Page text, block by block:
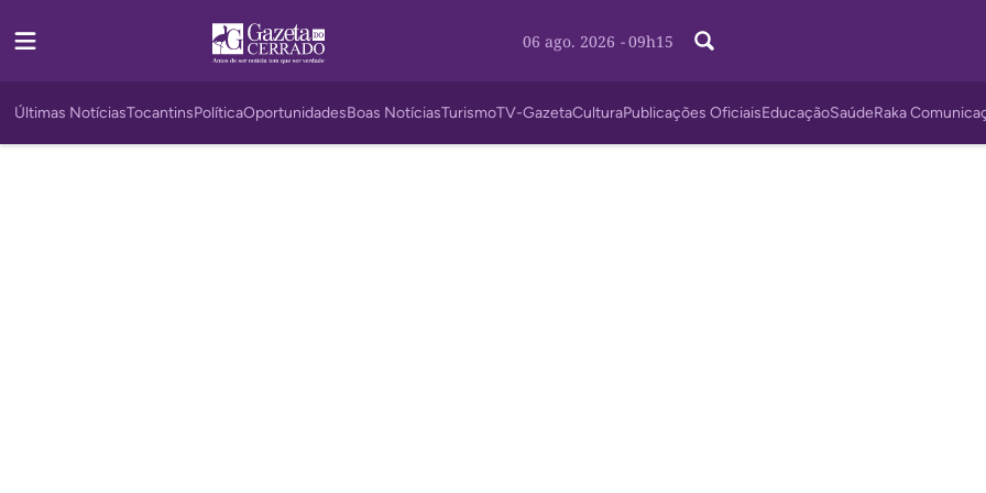
06 ago. 2026 - 09h15
Últimas NotíciasTocantinsPolíticaOportunidadesBoas NotíciasTurismoTV-GazetaCulturaPublicações OficiaisEducaçãoSaúdeRaka